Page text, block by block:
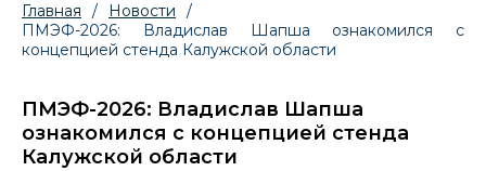
Главная / Новости
/
ПМЭФ-2026: Владислав Шапша ознакомился с
концепцией стенда Калужской области
ПМЭФ-2026: Владислав Шапша
ознакомился с концепцией стенда
Калужской области